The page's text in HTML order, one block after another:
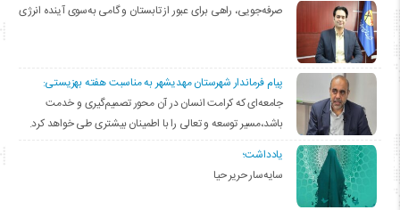
صرفه‌جویی، راهی برای عبور از تابستان و گامی به‌سوی آینده انرژی
پیام فرماندار شهرستان مهدیشهر به مناسبت هفته بهزیستی:
جامعه‌ای که کرامت انسان در آن محور تصمیم‌گیری و خدمت
باشد،مسیر توسعه و تعالی را با اطمینان بیشتری طی خواهد کرد.
یادداشت؛
سایه‌سار حریر حیا